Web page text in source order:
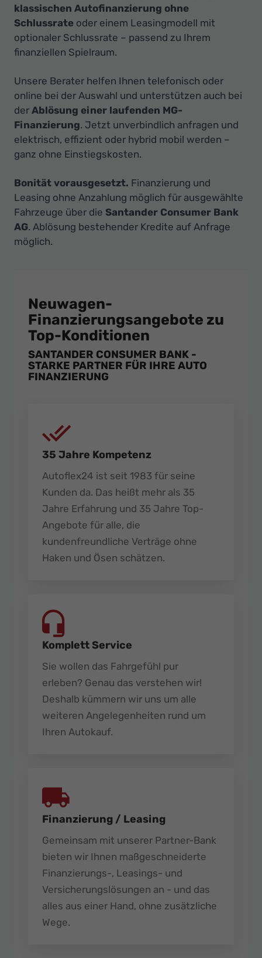
klassischen Autofinanzierung ohne
Schlussrate oder einem Leasingmodell mit
optionaler Schlussrate – passend zu Ihrem
finanziellen Spielraum.
Unsere Berater helfen Ihnen telefonisch oder
online bei der Auswahl und unterstützen auch bei
der Ablösung einer laufenden MG-
Finanzierung. Jetzt unverbindlich anfragen und
elektrisch, effizient oder hybrid mobil werden –
ganz ohne Einstiegskosten.
Bonität vorausgesetzt. Finanzierung und
Leasing ohne Anzahlung möglich für ausgewählte
Fahrzeuge über die Santander Consumer Bank
AG. Ablösung bestehender Kredite auf Anfrage
möglich.
Neuwagen-
Finanzierungsangebote zu
Top-Konditionen
SANTANDER CONSUMER BANK -
STARKE PARTNER FÜR IHRE AUTO
FINANZIERUNG
35 Jahre Kompetenz
Autoflex24 ist seit 1983 für seine
Kunden da. Das heißt mehr als 35
Jahre Erfahrung und 35 Jahre Top-
Angebote für alle, die
kundenfreundliche Verträge ohne
Haken und Ösen schätzen.
Komplett Service
Sie wollen das Fahrgefühl pur
erleben? Genau das verstehen wir!
Deshalb kümmern wir uns um alle
weiteren Angelegenheiten rund um
Ihren Autokauf.
Finanzierung / Leasing
Gemeinsam mit unserer Partner-Bank
bieten wir Ihnen maßgeschneiderte
Finanzierungs-, Leasings- und
Versicherungslösungen an - und das
alles aus einer Hand, ohne zusätzliche
Wege.